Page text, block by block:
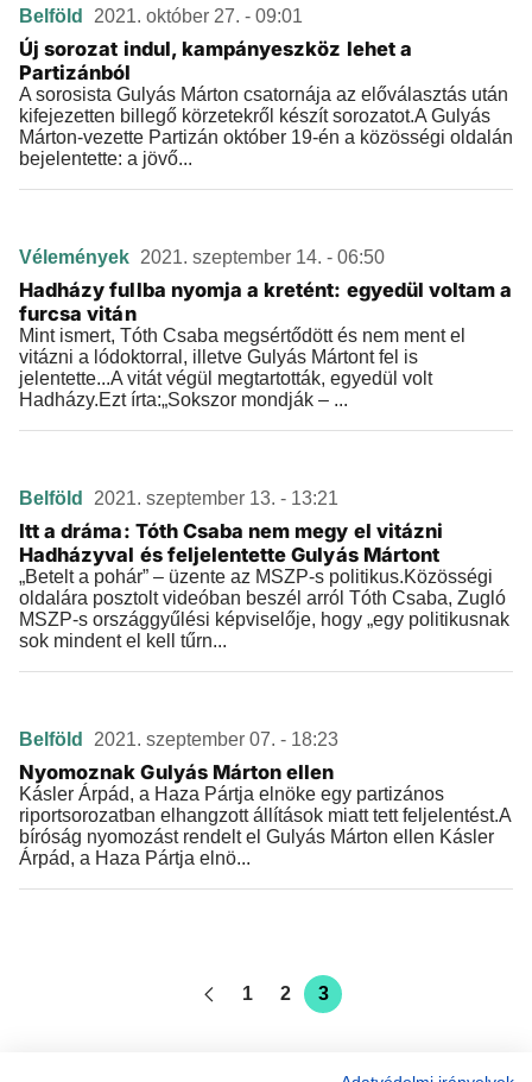
Belföld 2021. október 27. - 09:01
Új sorozat indul, kampányeszköz lehet a
Partizánból
A sorosista Gulyás Márton csatornája az előválasztás után
kifejezetten billegő körzetekről készít sorozatot.A Gulyás
Márton-vezette Partizán október 19-én a közösségi oldalán
bejelentette: a jövő...
Vélemények 2021. szeptember 14. - 06:50
Hadházy fullba nyomja a kretént: egyedül voltam a
furcsa vitán
Mint ismert, Tóth Csaba megsértődött és nem ment el
vitázni a lódoktorral, illetve Gulyás Mártont fel is
jelentette...A vitát végül megtartották, egyedül volt
Hadházy.Ezt írta:„Sokszor mondják – ...
Belföld 2021. szeptember 13. - 13:21
Itt a dráma: Tóth Csaba nem megy el vitázni
Hadházyval és feljelentette Gulyás Mártont
„Betelt a pohár” – üzente az MSZP-s politikus.Közösségi
oldalára posztolt videóban beszél arról Tóth Csaba, Zugló
MSZP-s országgyűlési képviselője, hogy „egy politikusnak
sok mindent el kell tűrn...
Belföld 2021. szeptember 07. - 18:23
Nyomoznak Gulyás Márton ellen
Kásler Árpád, a Haza Pártja elnöke egy partizános
riportsorozatban elhangzott állítások miatt tett feljelentést.A
bíróság nyomozást rendelt el Gulyás Márton ellen Kásler
Árpád, a Haza Pártja elnö...
1 2 3